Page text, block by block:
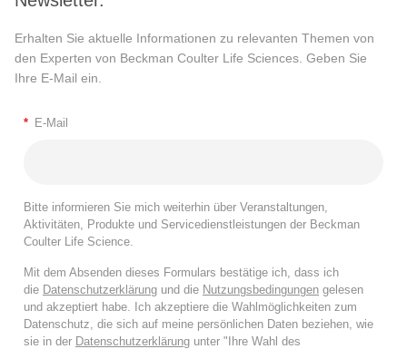
Erhalten Sie aktuelle Informationen zu relevanten Themen von
den Experten von Beckman Coulter Life Sciences. Geben Sie
Ihre E-Mail ein.
* E-Mail
Bitte informieren Sie mich weiterhin über Veranstaltungen,
Aktivitäten, Produkte und Servicedienstleistungen der Beckman
Coulter Life Science.
Mit dem Absenden dieses Formulars bestätige ich, dass ich
die Datenschutzerklärung und die Nutzungsbedingungen gelesen
und akzeptiert habe. Ich akzeptiere die Wahlmöglichkeiten zum
Datenschutz, die sich auf meine persönlichen Daten beziehen, wie
sie in der Datenschutzerklärung unter "Ihre Wahl des